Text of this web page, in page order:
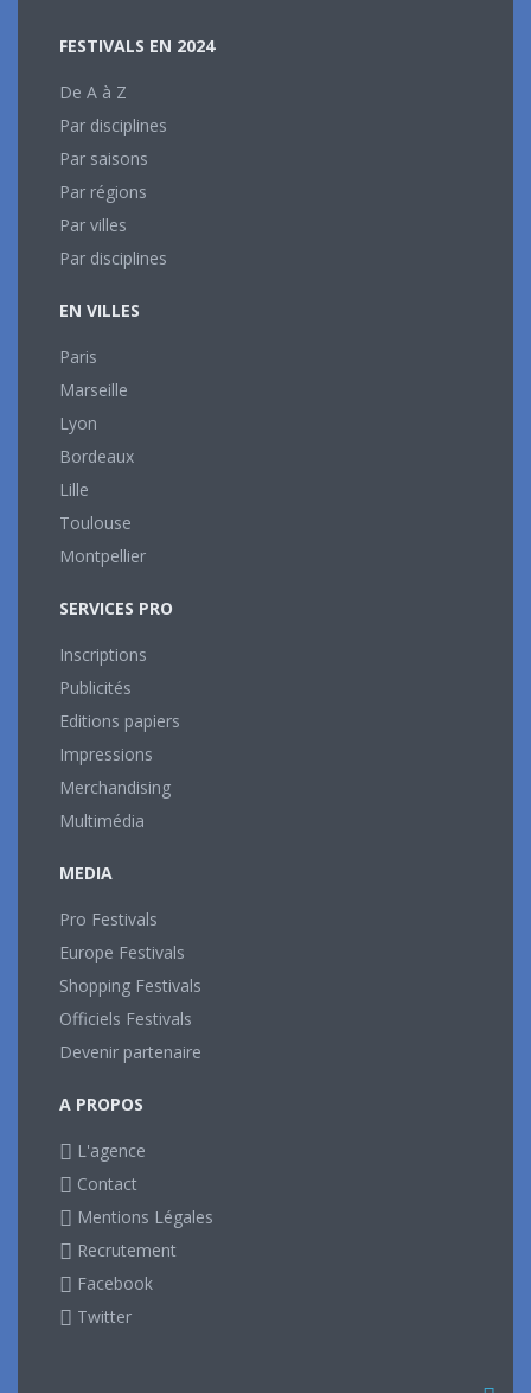
FESTIVALS EN 2024
De A à Z
Par disciplines
Par saisons
Par régions
Par villes
Par disciplines
EN VILLES
Paris
Marseille
Lyon
Bordeaux
Lille
Toulouse
Montpellier
SERVICES PRO
Inscriptions
Publicités
Editions papiers
Impressions
Merchandising
Multimédia
MEDIA
Pro Festivals
Europe Festivals
Shopping Festivals
Officiels Festivals
Devenir partenaire
A PROPOS
L'agence
Contact
Mentions Légales
Recrutement
Facebook
Twitter